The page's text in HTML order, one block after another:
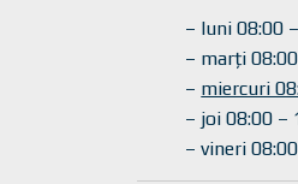
– luni 08:00
– marți
– miercuri
– joi 08:00 –
– vineri